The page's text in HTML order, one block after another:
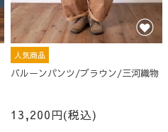
人気商品
バルーンパンツ/ブラウン/三河織物
13,200円(税込)